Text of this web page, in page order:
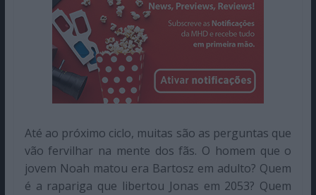
Até ao próximo ciclo, muitas são as perguntas que
vão fervilhar na mente dos fãs. O homem que o
jovem Noah matou era Bartosz em adulto? Quem
é a rapariga que libertou Jonas em 2053? Quem